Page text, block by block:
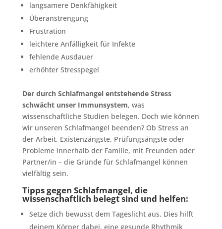
langsamere Denkfähigkeit
Überanstrengung
Frustration
leichtere Anfälligkeit für Infekte
fehlende Ausdauer
erhöhter Stresspegel
Der durch Schlafmangel entstehende Stress
schwächt unser Immunsystem, was
wissenschaftliche Studien belegen. Doch wie können
wir unseren Schlafmangel beenden? Ob Stress an
der Arbeit, Existenzängste, Prüfungsängste oder
Probleme innerhalb der Familie, mit Freunden oder
Partner/in – die Gründe für Schlafmangel können
vielfältig sein.
Tipps gegen Schlafmangel, die
wissenschaftlich belegt sind und helfen:
Setze dich bewusst dem Tageslicht aus. Dies hilft
deinem Körper dabei, eine gesunde Rhythmik